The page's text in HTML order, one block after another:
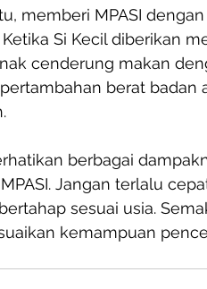
memberi MPASI
Si Kecil diberikan
cenderung makan
berat
berbagai
Jangan terlalu
sesuai usia.
kemampuan